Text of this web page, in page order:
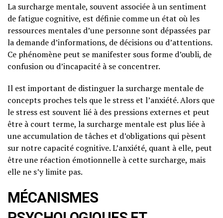
La surcharge mentale, souvent associée à un sentiment
de fatigue cognitive, est définie comme un état où les
ressources mentales d’une personne sont dépassées par
la demande d’informations, de décisions ou d’attentions.
Ce phénomène peut se manifester sous forme d’oubli, de
confusion ou d’incapacité à se concentrer.
Il est important de distinguer la surcharge mentale de
concepts proches tels que le stress et l’anxiété. Alors que
le stress est souvent lié à des pressions externes et peut
être à court terme, la surcharge mentale est plus liée à
une accumulation de tâches et d’obligations qui pèsent
sur notre capacité cognitive. L’anxiété, quant à elle, peut
être une réaction émotionnelle à cette surcharge, mais
elle ne s’y limite pas.
MÉCANISMES